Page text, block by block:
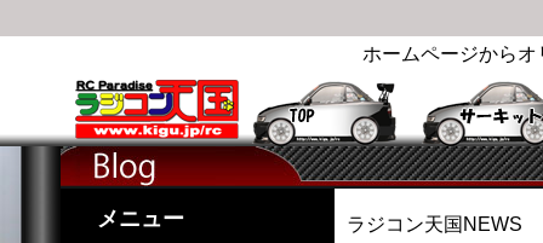
ホームページから
ラジコン天国NEWS
メニュー